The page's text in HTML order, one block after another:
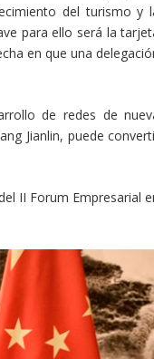
del turismo y
para ello será la
en que una
de redes de
Jianlin, puede
II Forum Empresarial